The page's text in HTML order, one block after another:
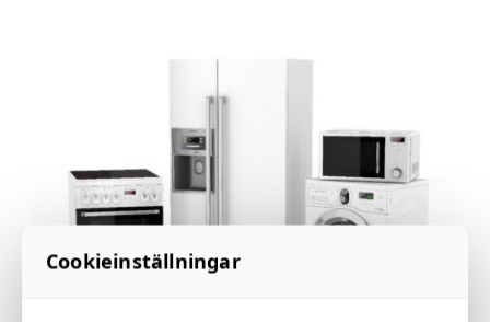
Cookieinställningar